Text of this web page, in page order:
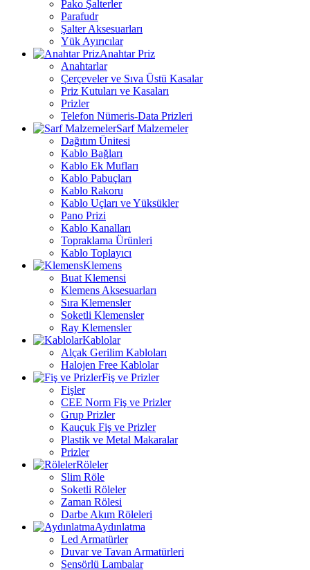
Pako Şalterler
Parafudr
Şalter Aksesuarları
Yük Ayırıcılar
Anahtar Priz
Anahtarlar
Çerçeveler ve Sıva Üstü Kasalar
Priz Kutuları ve Kasaları
Prizler
Telefon Nümeris-Data Prizleri
Sarf Malzemeler
Dağıtım Ünitesi
Kablo Bağları
Kablo Ek Mufları
Kablo Pabuçları
Kablo Rakoru
Kablo Uçları ve Yüksükler
Pano Prizi
Kablo Kanalları
Topraklama Ürünleri
Kablo Toplayıcı
Klemens
Buat Klemensi
Klemens Aksesuarları
Sıra Klemensler
Soketli Klemensler
Ray Klemensler
Kablolar
Alçak Gerilim Kabloları
Halojen Free Kablolar
Fiş ve Prizler
Fişler
CEE Norm Fiş ve Prizler
Grup Prizler
Kauçuk Fiş ve Prizler
Plastik ve Metal Makaralar
Prizler
Röleler
Slim Röle
Soketli Röleler
Zaman Rölesi
Darbe Akım Röleleri
Aydınlatma
Led Armatürler
Duvar ve Tavan Armatürleri
Sensörlü Lambalar